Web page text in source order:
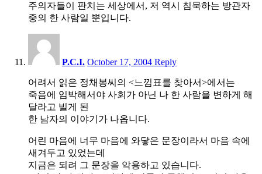
주의자들이 판치는 세상에서, 저 역시 침묵하는 방관자
중의 한 사람일 뿐입니다.
P.C.I. October 17, 2004 Reply
어려서 읽은 정채봉씨의 <느낌표를 찾아서>에서는
죽음에 임박해서야 사회가 아닌 나 한 사람을 변하게 해
달라고 빌게 된
한 남자의 이야기가 나옵니다.
어린 마음에 너무 마음에 와닿은 문장이라서 마음 속에
새겨두고 있었는데
지금은 되려 그 문장을 악용하고 있습니다.